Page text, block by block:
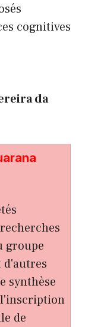
cognitives
da
groupe
d'autres
synthèse
de